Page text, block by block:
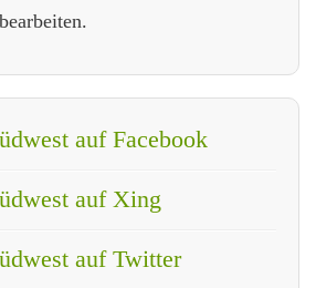
auf Facebook
auf Xing
auf Twitter